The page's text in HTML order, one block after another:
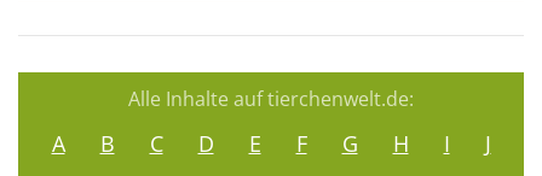
Alle Inhalte auf tierchenwelt.de:
A B C D E F G H I
J